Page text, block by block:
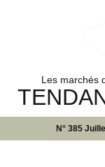
Les marchés
N° 385